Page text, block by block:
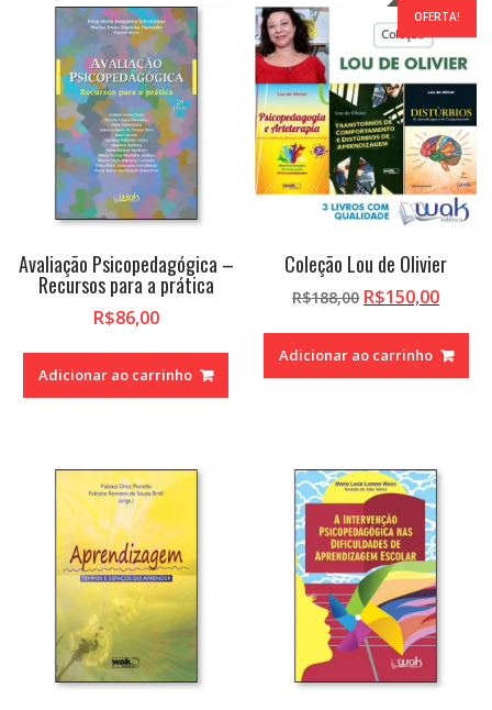
Avaliação Psicopedagógica –
Recursos para a prática
R$86,00
Adicionar ao carrinho
OFERTA!
Coleção Lou de Olivier
R$188,00 O
original
era:
R$150,00O
atual
é:
Adicionar ao carrinho